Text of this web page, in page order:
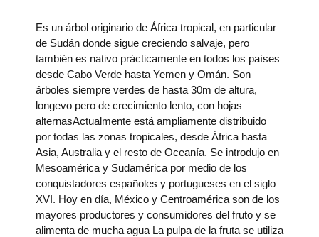
Es un árbol originario de África tropical, en particular
de Sudán donde sigue creciendo salvaje, pero
también es nativo prácticamente en todos los países
desde Cabo Verde hasta Yemen y Omán. Son
árboles siempre verdes de hasta 30m de altura,
longevo pero de crecimiento lento, con hojas
alternasActualmente está ampliamente distribuido
por todas las zonas tropicales, desde África hasta
Asia, Australia y el resto de Oceanía. Se introdujo en
Mesoamérica y Sudamérica por medio de los
conquistadores españoles y portugueses en el siglo
XVI. Hoy en día, México y Centroamérica son de los
mayores productores y consumidores del fruto y se
alimenta de mucha agua La pulpa de la fruta se utiliza